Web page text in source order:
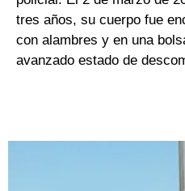
tres años, su cuerpo fue
con alambres y en una
avanzado estado de